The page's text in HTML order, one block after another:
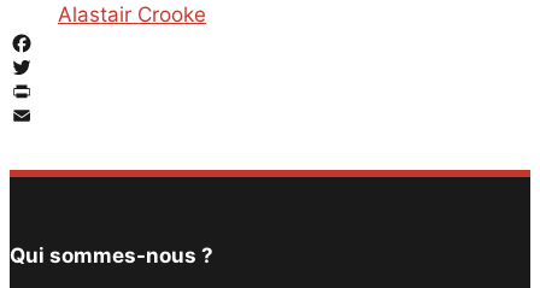
Alastair Crooke
Facebook
Twitter
PrintFriendly
Qui sommes-nous ?